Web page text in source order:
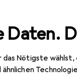
Daten.
das Nötigste
ähnlichen
IT